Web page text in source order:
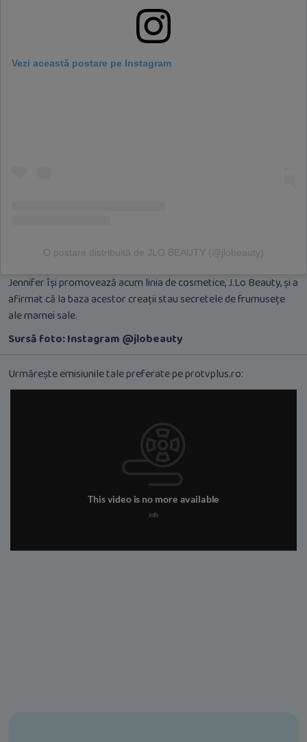
Vezi această postare pe Instagram
O postare distribuită de JLO BEAUTY (@jlobeauty)
Jennifer își promovează acum linia de cosmetice, J.Lo Beauty, și a
afirmat că la baza acestor creații stau secretele de frumusețe
ale mamei sale.
Sursă foto: Instagram @jlobeauty
Urmărește emisiunile tale preferate pe protvplus.ro: